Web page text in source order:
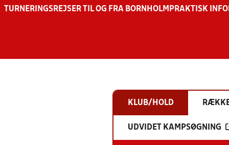
TURNERINGSREJSER TIL OG FRA BORNHOLM PRAKTISK
KLUB/HOLD
UDVIDET KAMPSØGNING